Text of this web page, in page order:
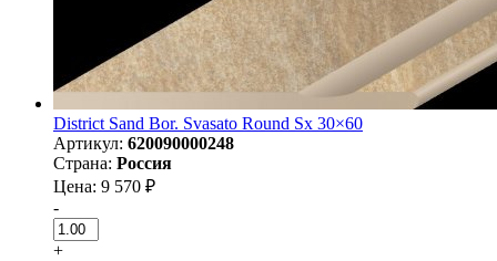
District Sand Bor. Svasato Round Sx 30×60
Артикул: 620090000248
Страна: Россия
Цена: 9 570 ₽
-
+